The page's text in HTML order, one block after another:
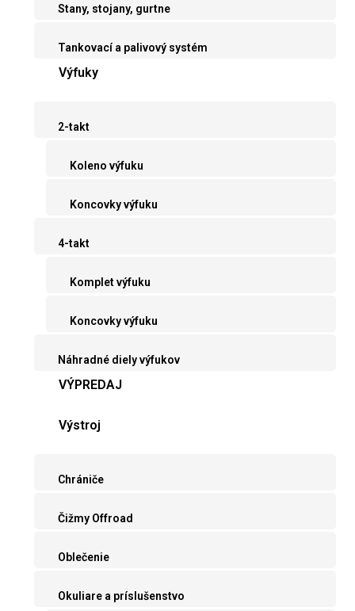
Stany, stojany, gurtne
Tankovací a palivový systém
Výfuky
2-takt
Koleno výfuku
Koncovky výfuku
4-takt
Komplet výfuku
Koncovky výfuku
Náhradné diely výfukov
VÝPREDAJ
Výstroj
Chrániče
Čižmy Offroad
Oblečenie
Okuliare a príslušenstvo